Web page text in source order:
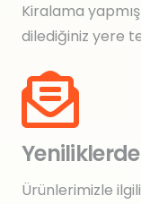
Kiralama
dilediğiniz yere
Ürünlerimizle